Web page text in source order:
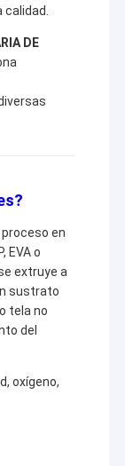
calidad.
DE
en
EVA o
extruye a
sustrato
tela no
del
oxígeno,